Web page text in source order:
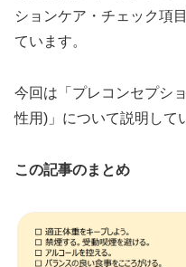
ションケア・チェック項
ています。
今回は「プレコンセプシ
性用)」について説明して
この記事のまとめ